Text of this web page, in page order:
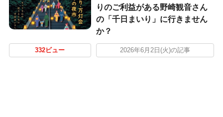
りのご利益がある野崎観音さん
の「千日まいり」に行きません
か？
332ビュー 2026年6月2日(火)の記事